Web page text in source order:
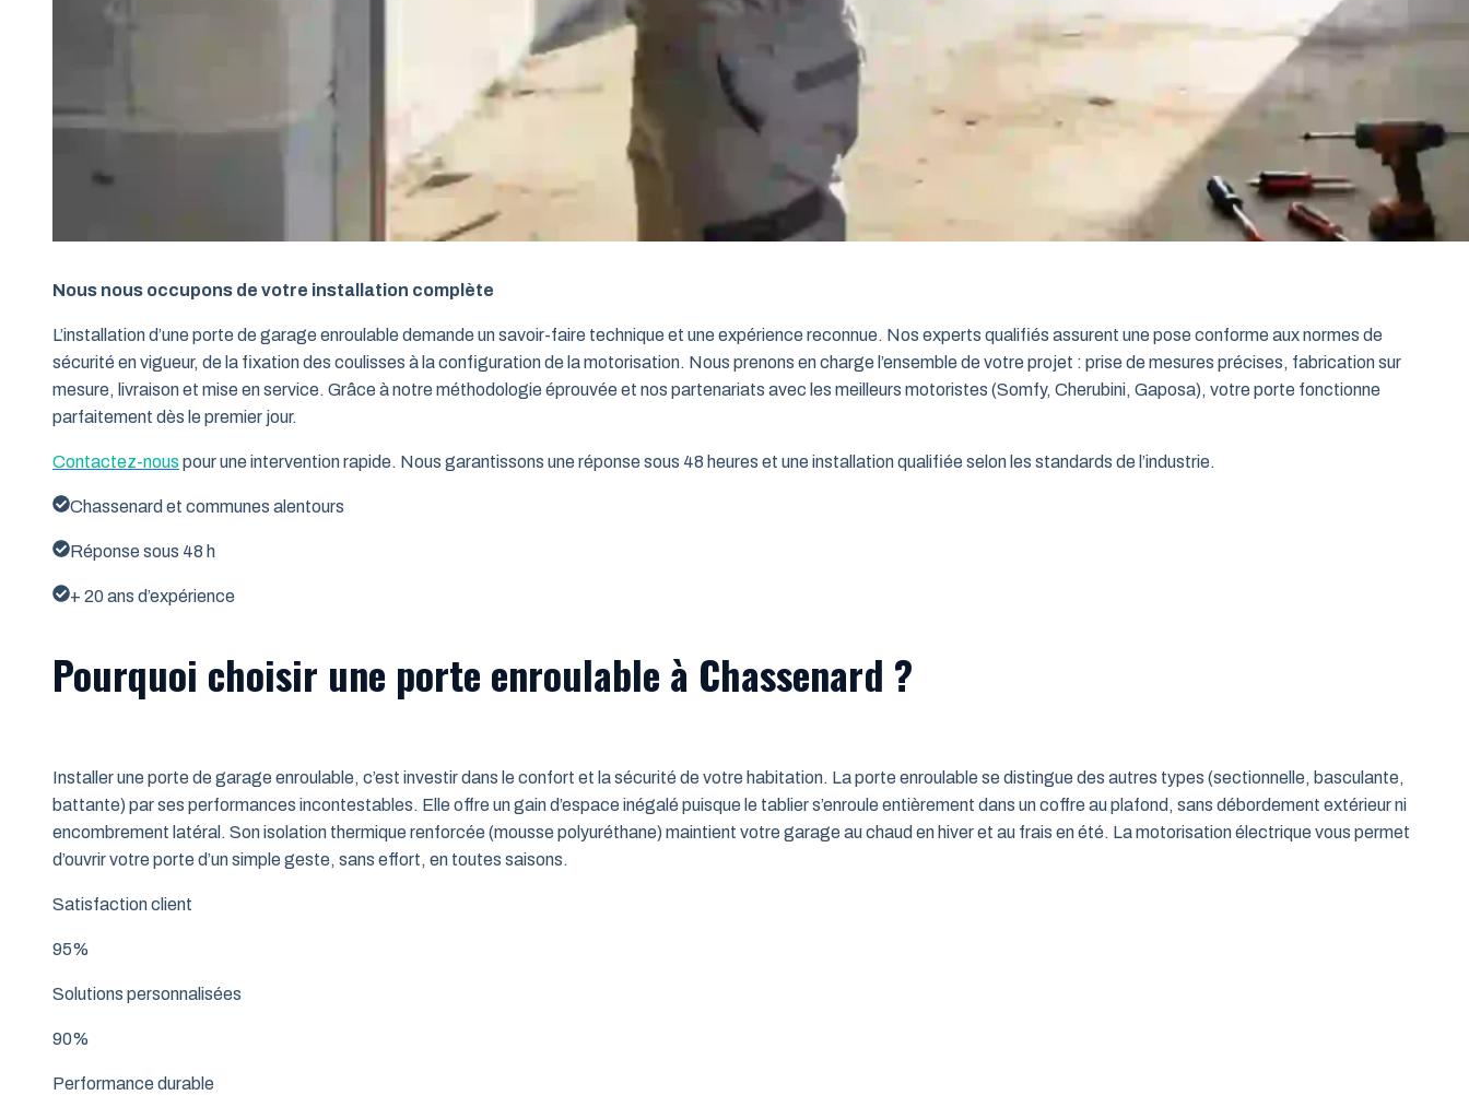
Nous nous occupons de votre installation complète
L’installation d’une porte de garage enroulable demande un savoir-faire technique et une expérience reconnue. Nos experts qualifiés assurent une pose conforme aux normes de
sécurité en vigueur, de la fixation des coulisses à la configuration de la motorisation. Nous prenons en charge l’ensemble de votre projet : prise de mesures précises, fabrication sur
mesure, livraison et mise en service. Grâce à notre méthodologie éprouvée et nos partenariats avec les meilleurs motoristes (Somfy, Cherubini, Gaposa), votre porte fonctionne
parfaitement dès le premier jour.
Contactez-nous pour une intervention rapide. Nous garantissons une réponse sous 48 heures et une installation qualifiée selon les standards de l’industrie.
Chassenard et communes alentours
Réponse sous 48 h
+ 20 ans d’expérience
Pourquoi choisir une porte enroulable à Chassenard ?
Installer une porte de garage enroulable, c’est investir dans le confort et la sécurité de votre habitation. La porte enroulable se distingue des autres types (sectionnelle, basculante,
battante) par ses performances incontestables. Elle offre un gain d’espace inégalé puisque le tablier s’enroule entièrement dans un coffre au plafond, sans débordement extérieur ni
encombrement latéral. Son isolation thermique renforcée (mousse polyuréthane) maintient votre garage au chaud en hiver et au frais en été. La motorisation électrique vous permet
d’ouvrir votre porte d’un simple geste, sans effort, en toutes saisons.
Satisfaction client
95%
Solutions personnalisées
90%
Performance durable